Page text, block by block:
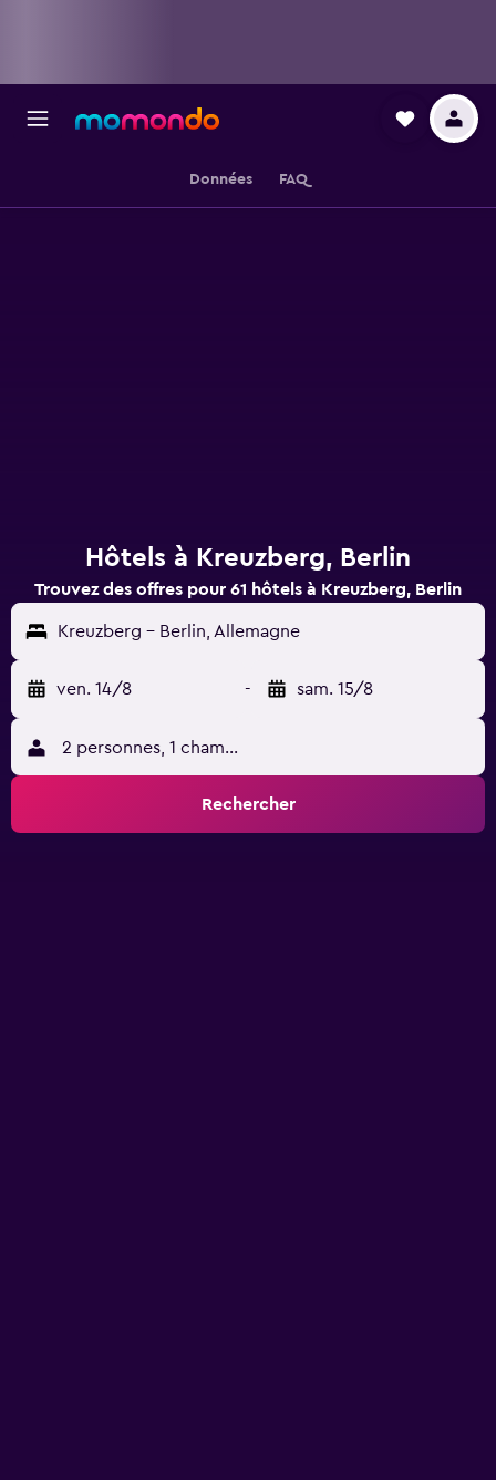
Données FAQ
Hôtels à Kreuzberg, Berlin
Trouvez des offres pour 61 hôtels à Kreuzberg, Berlin
Kreuzberg - Berlin, Allemagne
ven. 14/8 - sam. 15/8
2 personnes, 1 chambre
Rechercher